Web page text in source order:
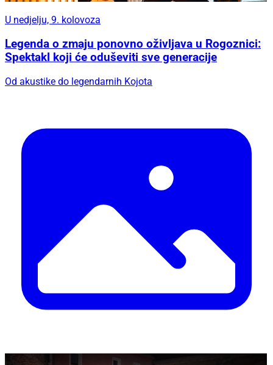
U nedjelju, 9. kolovoza
Legenda o zmaju ponovno oživljava u Rogoznici:
Spektakl koji će oduševiti sve generacije
Od akustike do legendarnih Kojota